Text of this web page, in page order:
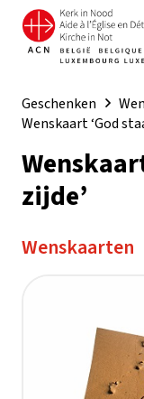
Geschenken
Wenskaart ‘God
zijde’
Wenskaarten